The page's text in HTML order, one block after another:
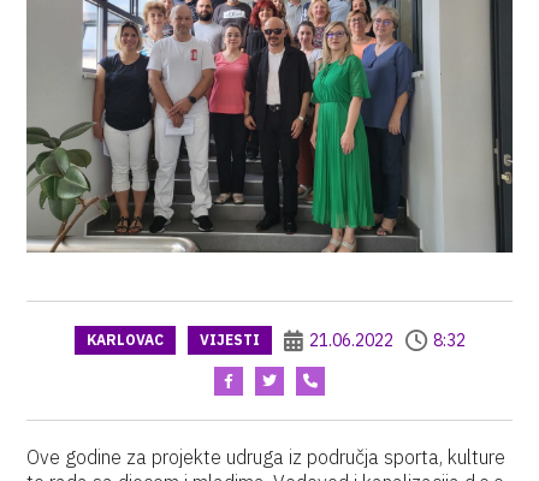
KARLOVAC VIJESTI 21.06.2022 8:32
Ove godine za projekte udruga iz područja sporta, kulture